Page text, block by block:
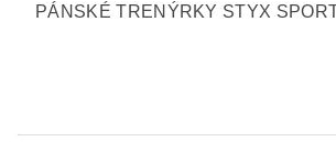
PÁNSKÉ TRENÝRKY STYX